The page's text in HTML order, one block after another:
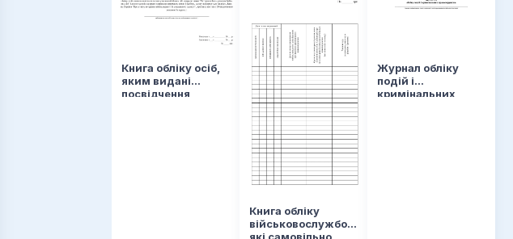
Книга обліку осіб,
яким видані
посвідчення
Книга обліку
військовослужбовців,
Журнал обліку
подій і
кримінальних